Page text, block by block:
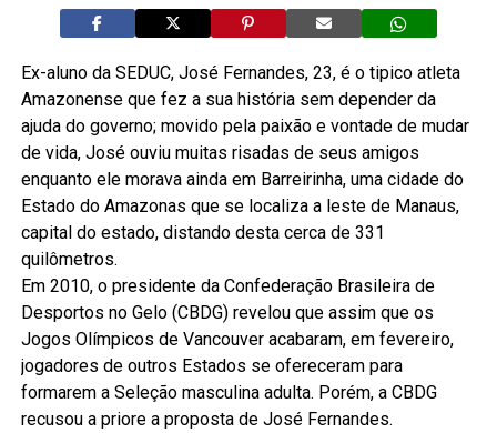
Ex-aluno da SEDUC, José Fernandes, 23, é o tipico atleta
Amazonense que fez a sua história sem depender da
ajuda do governo; movido pela paixão e vontade de mudar
de vida, José ouviu muitas risadas de seus amigos
enquanto ele morava ainda em Barreirinha, uma cidade do
Estado do Amazonas que se localiza a leste de Manaus,
capital do estado, distando desta cerca de 331
quilômetros.
Em 2010, o presidente da Confederação Brasileira de
Desportos no Gelo (CBDG) revelou que assim que os
Jogos Olímpicos de Vancouver acabaram, em fevereiro,
jogadores de outros Estados se ofereceram para
formarem a Seleção masculina adulta. Porém, a CBDG
recusou a priore a proposta de José Fernandes.